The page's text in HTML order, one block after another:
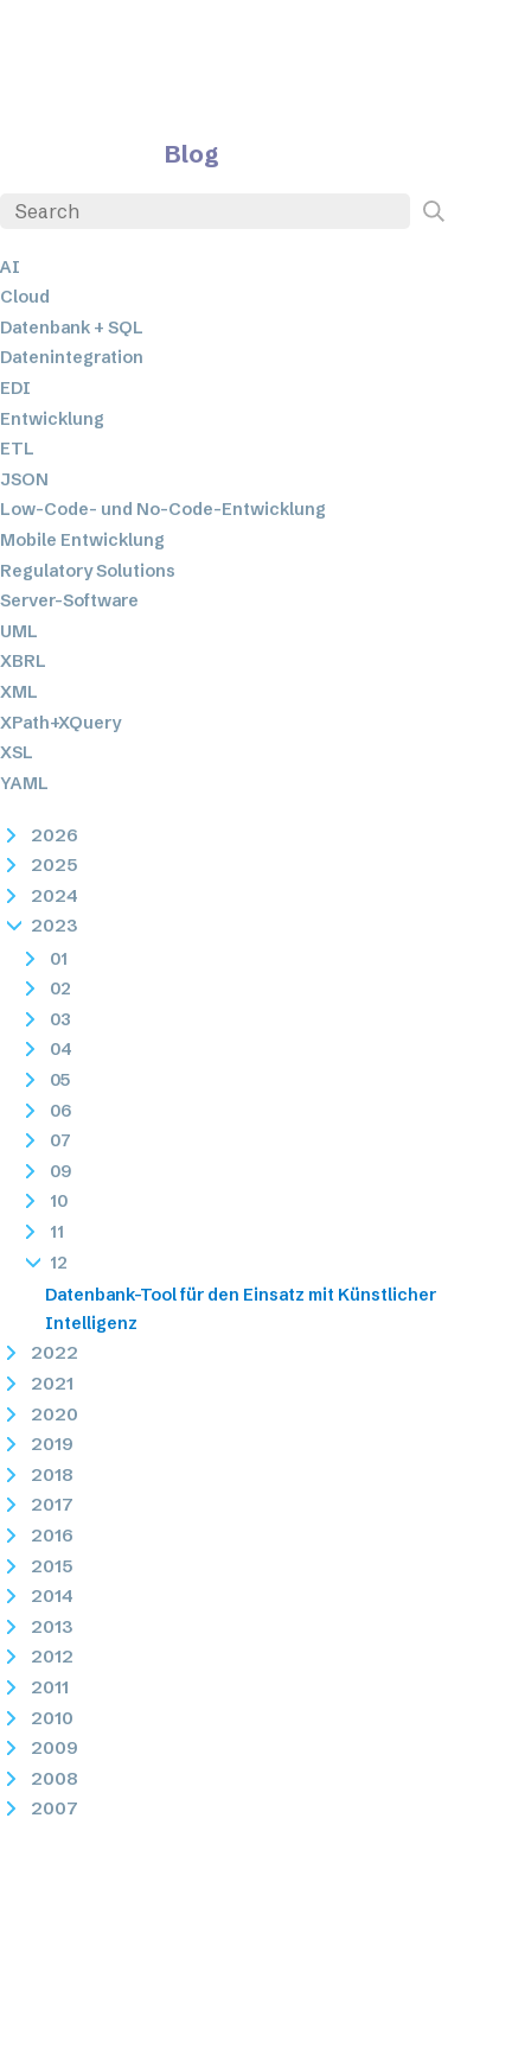
Blog
AI
Cloud
Datenbank + SQL
Datenintegration
EDI
Entwicklung
ETL
JSON
Low-Code- und No-Code-Entwicklung
Mobile Entwicklung
Regulatory Solutions
Server-Software
UML
XBRL
XML
XPath+XQuery
XSL
YAML
2026
2025
2024
2023
01
02
03
04
05
06
07
09
10
11
12
Datenbank-Tool für den Einsatz mit Künstlicher
Intelligenz
2022
2021
2020
2019
2018
2017
2016
2015
2014
2013
2012
2011
2010
2009
2008
2007